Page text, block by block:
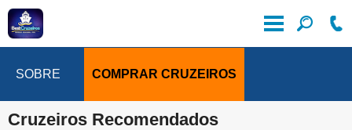
SOBRE COMPRAR CRUZEIROS
Cruzeiros Recomendados